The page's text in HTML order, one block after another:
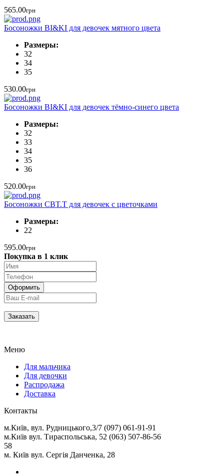
565.00грн
Босоножки BI&KI для девочек мятного цвета
Размеры:
32
34
35
530.00грн
Босоножки BI&KI для девочек тёмно-синего цвета
Размеры:
32
33
34
35
36
520.00грн
Босоножки CBT.T для девочек с цветочками
Размеры:
22
595.00грн
Покупка в 1 клик
Меню
Для мальчика
Для девочки
Распродажа
Доставка
Контакты
м.Київ, вул. Рудницького,3/7 (097) 061-91-91
м.Київ вул. Тираспольська, 52 (063) 507-86-56
58
м. Київ вул. Сергія Данченка, 28